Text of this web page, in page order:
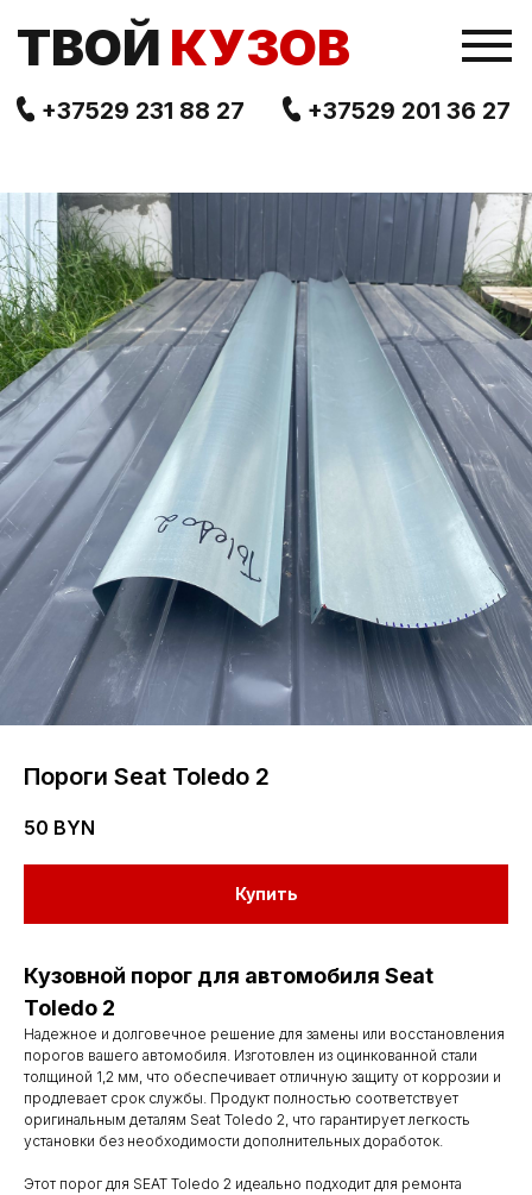
TВОЙ КУЗОВ
Пороги Seat Toledo 2
50 BYN
Купить
Кузовной порог для автомобиля Seat
Toledo 2
Надежное и долговечное решение для замены или восстановления
порогов вашего автомобиля. Изготовлен из оцинкованной стали
толщиной 1,2 мм, что обеспечивает отличную защиту от коррозии и
продлевает срок службы. Продукт полностью соответствует
оригинальным деталям Seat Toledo 2, что гарантирует легкость
установки без необходимости дополнительных доработок.
Этот порог для SEAT Toledo 2 идеально подходит для ремонта